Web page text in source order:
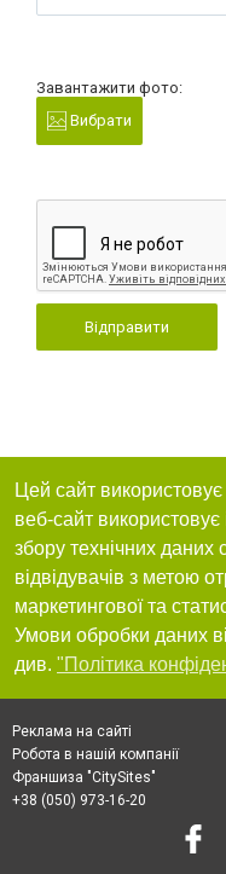
Завантажити фото:
Вибрати
Відправити
Цей сайт
веб-сайт використовує
збору технічних даних
відвідувачів з метою
маркетингової та
Умови обробки даних
див. "Політика
Реклама на сайті
Робота в нашій компанії
Франшиза "CitySites"
+38 (050) 973-16-20